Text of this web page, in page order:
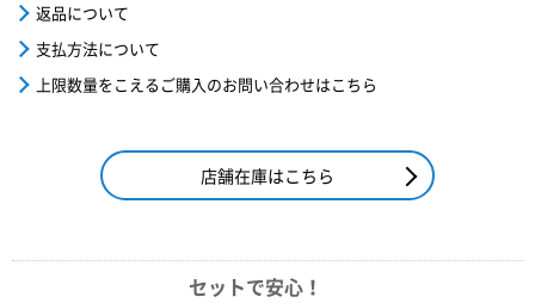
返品について
支払方法について
上限数量をこえるご購入のお問い合わせはこちら
店舗在庫はこちら
セットで安心！